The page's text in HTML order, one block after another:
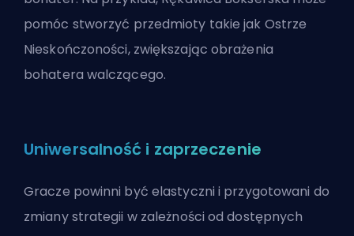
pomóc stworzyć przedmioty takie jak Ostrze
Nieskończoności, zwiększając obrażenia
bohatera walczącego.
Uniwersalność i zaprzeczenie
Gracze powinni być elastyczni i przygotowani do
zmiany strategii w zależności od dostępnych